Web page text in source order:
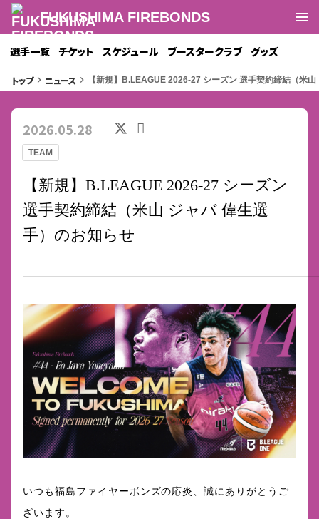
FUKUSHIMA FIREBONDS
選手一覧 チケット スケジュール ブースタークラブ グッズ
トップkeyboard_arrow_right ニュース keyboard_arrow_right 【新規】B.LEAGUE 2026-27 シーズン 選手契約締結（米
TEAM
2026.05.28
【新規】B.LEAGUE 2026-27 シーズン
選手契約締結（米山 ジャバ 偉生選
手）のお知らせ
いつも福島ファイヤーボンズの応炎、誠にありがとうご
ざいます。